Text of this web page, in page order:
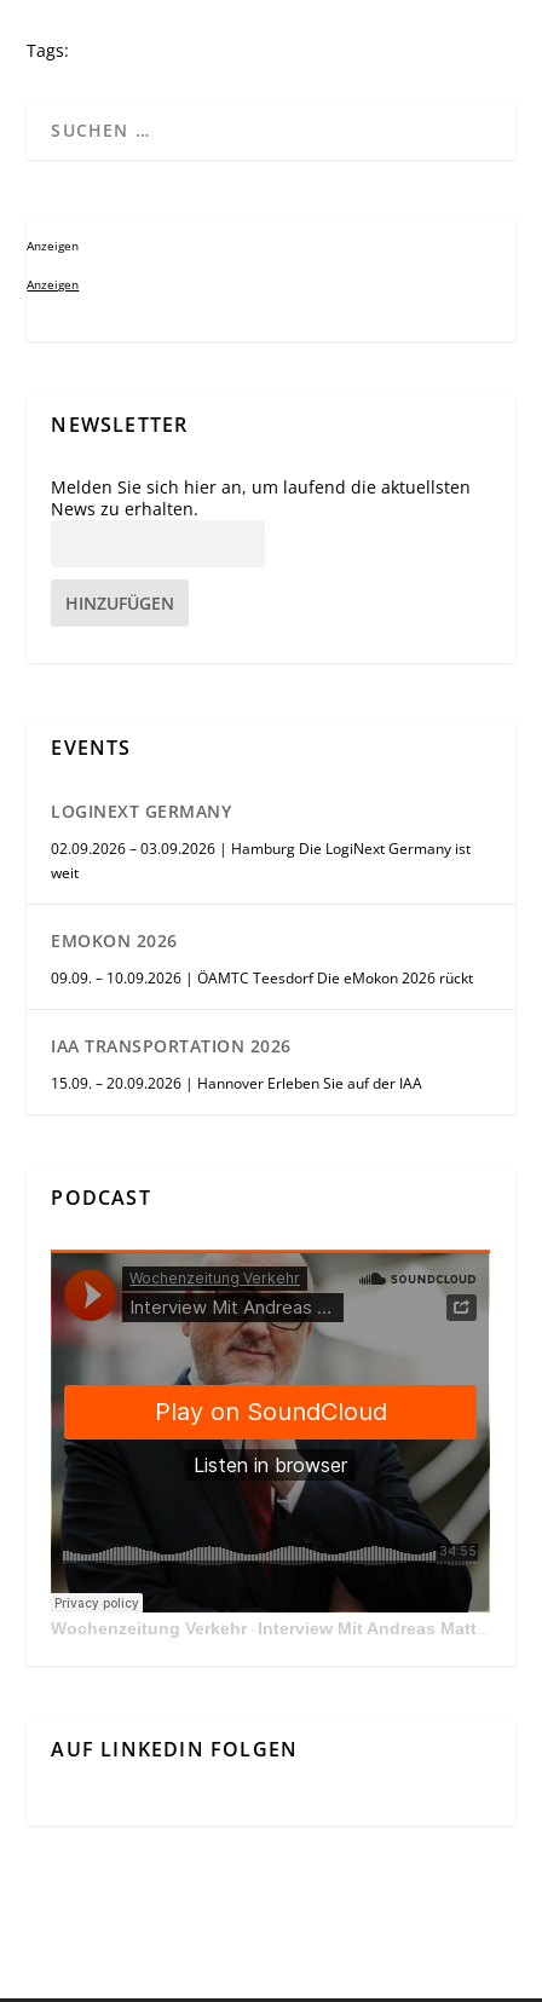
Tags:
Anzeigen
Anzeigen
NEWSLETTER
Melden Sie sich hier an, um laufend die aktuellsten
News zu erhalten.
HINZUFÜGEN
EVENTS
LOGINEXT GERMANY
02.09.2026 – 03.09.2026 | Hamburg Die LogiNext Germany ist
weit
EMOKON 2026
09.09. – 10.09.2026 | ÖAMTC Teesdorf Die eMokon 2026 rückt
IAA TRANSPORTATION 2026
15.09. – 20.09.2026 | Hannover Erleben Sie auf der IAA
PODCAST
Wochenzeitung Verkehr · Interview Mit Andreas Matthä, CEO der ÖBB Holding
AUF LINKEDIN FOLGEN